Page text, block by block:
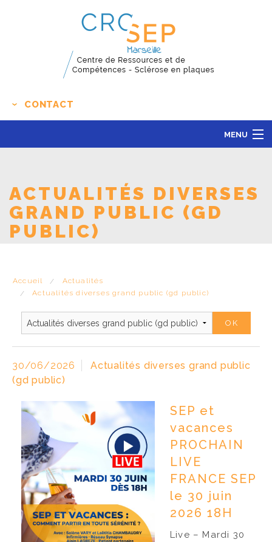
CONTACT
MENU
L'ÉDUCATION THÉRAPEUTIQUE
RECHERCHE CLINIQUE
ACTUALITÉS DIVERSES
GRAND PUBLIC (GD
PUBLIC)
Accueil
Actualités
Actualités diverses grand public (gd public)
30/06/2026
Actualités diverses grand public
(gd public)
SEP et
vacances
PROCHAIN
LIVE
FRANCE SEP
le 30 juin
2026 18H
Live – Mardi 30